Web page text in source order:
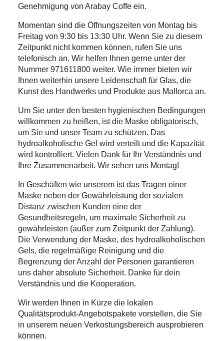
Genehmigung von Arabay Coffe ein.
Momentan sind die Öffnungszeiten von Montag bis
Freitag von 9:30 bis 13:30 Uhr. Wenn Sie zu diesem
Zeitpunkt nicht kommen können, rufen Sie uns
telefonisch an. Wir helfen Ihnen gerne unter der
Nummer 971611800 weiter. Wie immer bieten wir
Ihnen weiterhin unsere Leidenschaft für Glas, die
Kunst des Handwerks und Produkte aus Mallorca an.
Um Sie unter den besten hygienischen Bedingungen
willkommen zu heißen, ist die Maske obligatorisch,
um Sie und unser Team zu schützen. Das
hydroalkoholische Gel wird verteilt und die Kapazität
wird kontrolliert. Vielen Dank für Ihr Verständnis und
Ihre Zusammenarbeit. Wir sehen uns Montag!
In Geschäften wie unserem ist das Tragen einer
Maske neben der Gewährleistung der sozialen
Distanz zwischen Kunden eine der
Gesundheitsregeln, um maximale Sicherheit zu
gewährleisten (außer zum Zeitpunkt der Zahlung).
Die Verwendung der Maske, des hydroalkoholischen
Gels, die regelmäßige Reinigung und die
Begrenzung der Anzahl der Personen garantieren
uns daher absolute Sicherheit. Danke für dein
Verständnis und die Kooperation.
Wir werden Ihnen in Kürze die lokalen
Qualitätsprodukt-Angebotspakete vorstellen, die Sie
in unserem neuen Verkostungsbereich ausprobieren
können.